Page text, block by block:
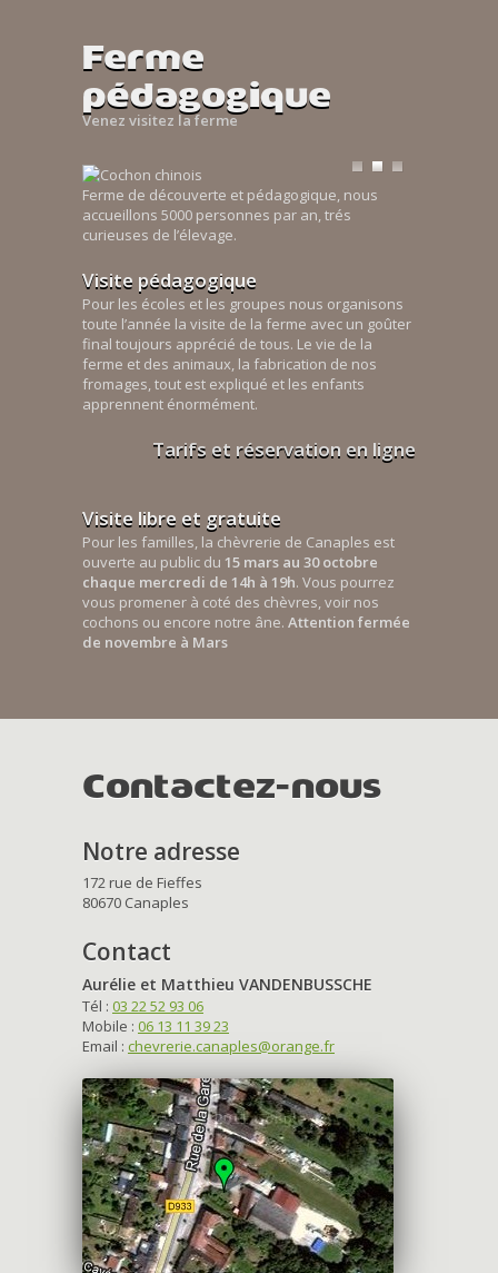
Ferme
pédagogique
Venez visitez la ferme
Ferme de découverte et pédagogique, nous
accueillons 5000 personnes par an, trés
curieuses de l’élevage.
Visite pédagogique
Pour les écoles et les groupes nous organisons
toute l’année la visite de la ferme avec un goûter
final toujours apprécié de tous. Le vie de la
ferme et des animaux, la fabrication de nos
fromages, tout est expliqué et les enfants
apprennent énormément.
Tarifs et réservation en ligne
Visite libre et gratuite
Pour les familles, la chèvrerie de Canaples est
ouverte au public du 15 mars au 30 octobre
chaque mercredi de 14h à 19h. Vous pourrez
vous promener à coté des chèvres, voir nos
cochons ou encore notre âne. Attention fermée
de novembre à Mars
Contactez-nous
Notre adresse
172 rue de Fieffes
80670 Canaples
Contact
Aurélie et Matthieu VANDENBUSSCHE
Tél : 03 22 52 93 06
Mobile : 06 13 11 39 23
Email : chevrerie.canaples@orange.fr